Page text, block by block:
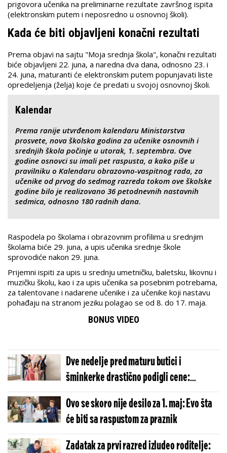
prigovora učenika na preliminarne rezultate završnog ispita
(elektronskim putem i neposredno u osnovnoj školi).
Kada će biti objavljeni konačni rezultati
Prema objavi na sajtu "Moja srednja škola", konačni rezultati
biće objavljeni 22. juna, a naredna dva dana, odnosno 23. i
24. juna, maturanti će elektronskim putem popunjavati liste
opredeljenja (želja) koje će predati u svojoj osnovnoj školi.
Kalendar
Prema ranije utvrđenom kalendaru Ministarstva
prosvete, nova školska godina za učenike osnovnih i
srednjih škola počinje u utorak, 1. septembra. Ove
godine osnovci su imali pet raspusta, a kako piše u
pravilniku o Kalendaru obrazovno-vaspitnog rada, za
učenike od prvog do sedmog razreda tokom ove školske
godine bilo je realizovano 36 petodnevnih nastavnih
sedmica, odnosno 180 radnih dana.
Raspodela po školama i obrazovnim profilima u srednjim
školama biće 29. juna, a upis učenika srednje škole
sprovodiće nakon 29. juna.
Prijemni ispiti za upis u srednju umetničku, baletsku, likovnu i
muzičku školu, kao i za upis učenika sa posebnim potrebama,
za talentovane i nadarene učenike i za učenike koji nastavu
pohađaju na stranom jeziku polagao se od 8. do 17. maja.
BONUS VIDEO
Dve nedelje pred maturu butici i
šminkerke drastično podigli cene:
Roditelji na mukama - Minimum 40 hiljada
za jedno veče
Ovo se skoro nije desilo za 1. maj: Evo šta
će biti sa raspustom za praznik
Zadatak za prvi razred izludeo roditelje: